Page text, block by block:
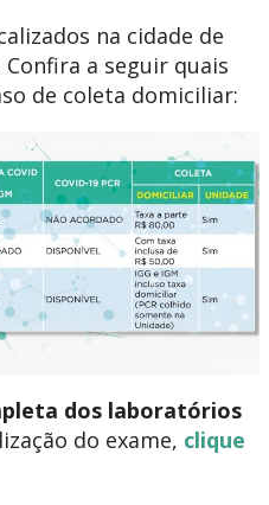
na cidade de
Confira a seguir quais
de coleta domiciliar:
dos laboratórios
do exame, clique